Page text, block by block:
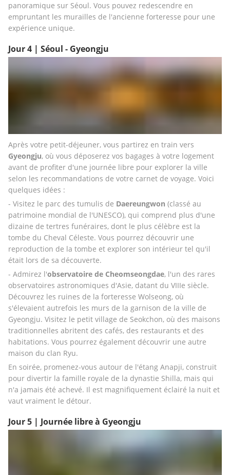
panoramique sur Séoul. Vous pouvez redescendre en
empruntant les murailles de l'ancienne forteresse pour une
expérience unique.
Jour 4 | Séoul - Gyeongju
Gyeongju, où vous déposerez vos bagages à votre logement
avant de profiter d'une journée libre pour explorer la ville
selon les recommandations de votre carnet de voyage. Voici
quelques idées :
- Visitez le parc des tumulis de Daereungwon (classé au
patrimoine mondial de l'UNESCO), qui comprend plus d'une
dizaine de tertres funéraires, dont le plus célèbre est la
tombe du Cheval Céleste. Vous pourrez découvrir une
reproduction de la tombe et explorer son intérieur tel qu'il
était lors de sa découverte.
- Admirez l'observatoire de Cheomseongdae, l'un des rares
observatoires astronomiques d'Asie, datant du VIIIe siècle.
Découvrez les ruines de la forteresse Wolseong, où
s'élevaient autrefois les murs de la garnison de la ville de
Gyeongju. Visitez le petit village de Seokchon, où des maisons
traditionnelles abritent des cafés, des restaurants et des
habitations. Vous pourrez également découvrir une autre
maison du clan Ryu.
En soirée, promenez-vous autour de l'étang Anapji, construit
pour divertir la famille royale de la dynastie Shilla, mais qui
n'a jamais été achevé. Il est magnifiquement éclairé la nuit et
vaut vraiment le détour.
Jour 5 | Journée libre à Gyeongju